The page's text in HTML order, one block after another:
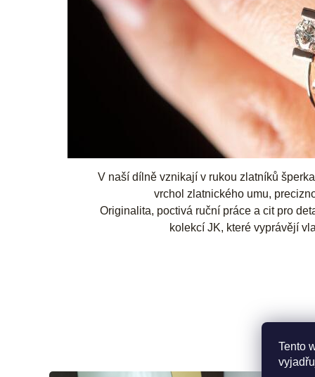
Tento
V naší dílně vznikají v rukou zlatníků
vrchol zlatnického umu,
Originalita, poctivá ruční práce a cit pro
kolekcí JK, které vyprávějí